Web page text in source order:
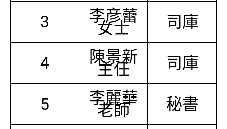
3 李彦蕾
女士 司庫
4 陳景新
主任 司庫
5 李麗華
老師 秘書